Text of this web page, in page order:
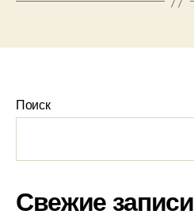
Поиск
Свежие записи